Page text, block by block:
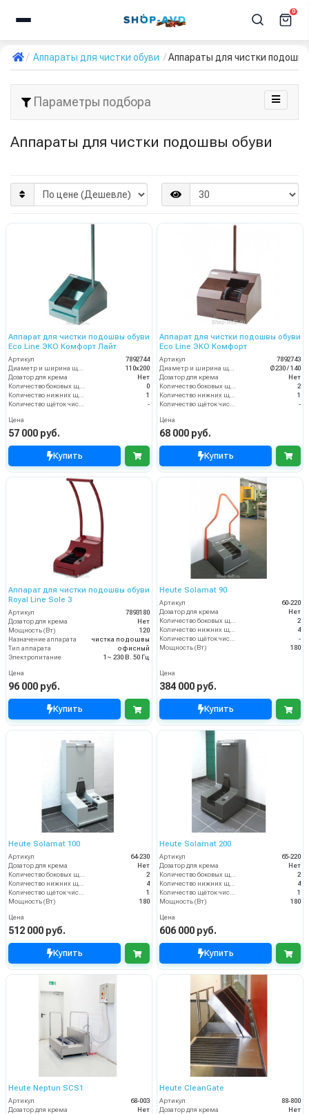
0
Аппараты для чистки обуви Аппараты для чистки
Параметры подбора
Аппараты для чистки подошвы обуви
Аппарат для чистки подошвы обуви
Eco Line ЭКО Комфорт Лайт
Артикул
7892744
110х200
Дозатор для крема
Нет
0
1
-
Цена
57 000 руб.
Купить
Аппарат для чистки подошвы обуви
Eco Line ЭКО Комфорт
Артикул
7892743
Ø230 / 140
Дозатор для крема
Нет
2
1
-
Цена
68 000 руб.
Купить
Аппарат для чистки подошвы обуви
Royal Line Sole 3
Артикул
7893180
Дозатор для крема
Нет
Мощность (Вт)
120
Назначение аппарата
чистка подошвы
Тип аппарата
офисный
Электропитание
1~ 230 В. 50 Гц
Цена
96 000 руб.
Купить
Heute Solamat 90
Артикул
60-220
Дозатор для крема
Нет
Количество боковых щёток (шт)
2
Количество нижних щёточных валиков (шт)
4
Количество щёток чистки верха обуви (шт)
-
Мощность (Вт)
180
Цена
384 000 руб.
Купить
Heute Solamat 100
Артикул
64-230
Дозатор для крема
Нет
Количество боковых щёток (шт)
2
Количество нижних щёточных валиков (шт)
4
Количество щёток чистки верха обуви (шт)
1
Мощность (Вт)
180
Цена
512 000 руб.
Купить
Heute Solamat 200
Артикул
65-220
Дозатор для крема
Нет
Количество боковых щёток (шт)
2
Количество нижних щёточных валиков (шт)
4
Количество щёток чистки верха обуви (шт)
1
Мощность (Вт)
180
Цена
606 000 руб.
Купить
Heute Neptun SCS1
Артикул
68-003
Дозатор для крема
Нет
Heute CleanGate
Артикул
88-800
Дозатор для крема
Нет